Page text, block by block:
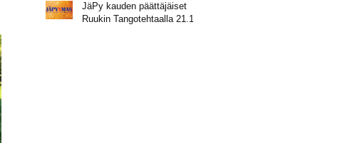
JäPy kauden päättäjäiset
Ruukin Tangotehtaalla 21.11.